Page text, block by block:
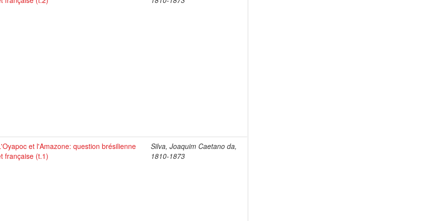
et l'Amazone: question brésilienne
française (t.1)
Silva, Joaquim Caetano da,
1810-1873